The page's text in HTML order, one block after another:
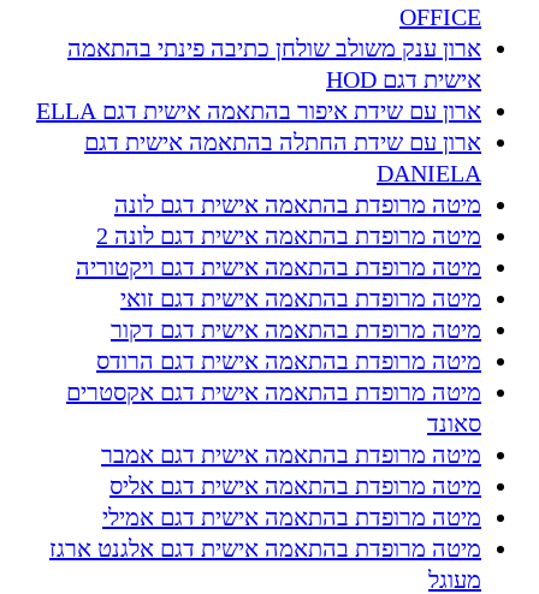
OFFICE
ארון ענק משולב שולחן כתיבה פינתי בהתאמה
אישית דגם HOD
ארון עם שידת איפור בהתאמה אישית דגם ELLA
ארון עם שידת החתלה בהתאמה אישית דגם
DANIELA
מיטה מרופדת בהתאמה אישית דגם לונה
מיטה מרופדת בהתאמה אישית דגם לונה 2
מיטה מרופדת בהתאמה אישית דגם ויקטוריה
מיטה מרופדת בהתאמה אישית דגם זואי
מיטה מרופדת בהתאמה אישית דגם דקור
מיטה מרופדת בהתאמה אישית דגם הרודס
מיטה מרופדת בהתאמה אישית דגם אקסטרים
סאונד
מיטה מרופדת בהתאמה אישית דגם אמבר
מיטה מרופדת בהתאמה אישית דגם אליס
מיטה מרופדת בהתאמה אישית דגם אמילי
מיטה מרופדת בהתאמה אישית דגם אלגנט ארגז
מעוגל